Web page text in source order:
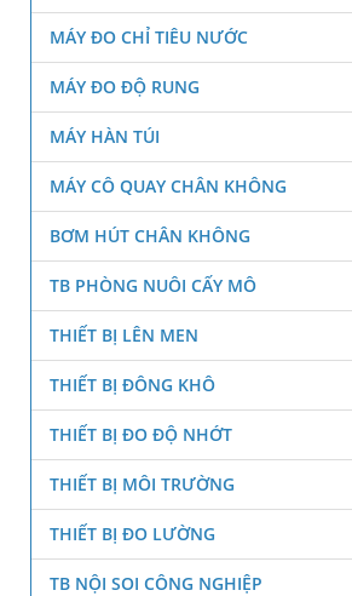
MÁY ĐO CHỈ TIÊU NƯỚC
MÁY ĐO ĐỘ RUNG
MÁY HÀN TÚI
MÁY CÔ QUAY CHÂN KHÔNG
BƠM HÚT CHÂN KHÔNG
TB PHÒNG NUÔI CẤY MÔ
THIẾT BỊ LÊN MEN
THIẾT BỊ ĐÔNG KHÔ
THIẾT BỊ ĐO ĐỘ NHỚT
THIẾT BỊ MÔI TRƯỜNG
THIẾT BỊ ĐO LƯỜNG
TB NỘI SOI CÔNG NGHIỆP